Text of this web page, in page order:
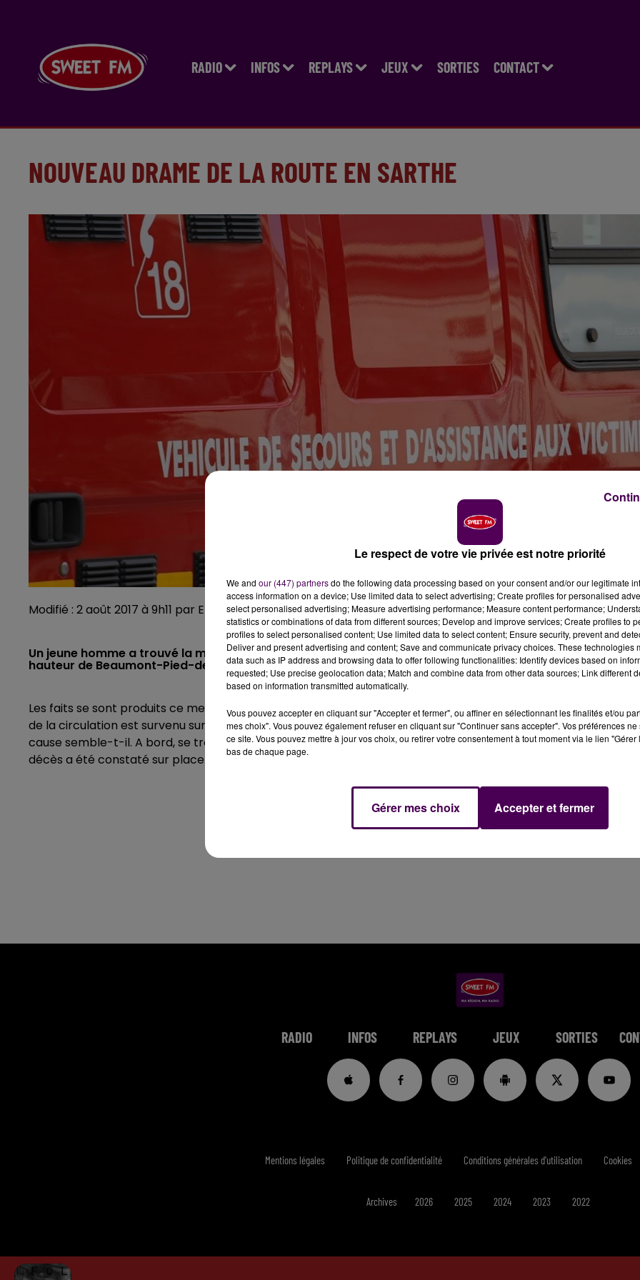
RADIO INFOS REPLAYS JEUX SORTIES CONTACT
NOUVEAU DRAME DE LA ROUTE EN SARTHE
Modifié : 2 août 2017 à 9h11 par Emilien Borderie
Un jeune homme a trouvé la mort aux premières heures de la matinée, ce mercredi 2 août sur la D338 à
hauteur de Beaumont-Pied-de-Boeuf.
Les faits se sont produits ce mercredi 2 août peu avant 2h du matin à Beaumont-Pied-de-Boeuf : un accident
de la circulation est survenu sur la D338 à hauteur du lieu-dit de La Richardière, impliquant une voiture, seule
cause semble-t-il. A bord, se trouvait un garçon âgé de 24 ans, qui n'a pas survécu à ses blessures et dont le
décès a été constaté sur place.
RADIO INFOS REPLAYS JEUX SORTIES
Mentions légales Politique de confidentialité Conditions générales d'utilisation Cookies
Archives 2026 2025 2024 2023 2022
Le respect de votre vie privée est notre priorité
We and our (447) partnersdo the following data processing based on your consent and/or our legitimate
access information on a device; Use limited data to select advertising; Create profiles for personalised
select personalised advertising; Measure advertising performance; Measure content performance;
statistics or combinations of data from different sources; Develop and improve services; Create profiles to
profiles to select personalised content; Use limited data to select content; Ensure security, prevent and
Deliver and present advertising and content; Save and communicate privacy choices. These technologies
data such as IP address and browsing data to offer following functionalities: Identify devices based on
requested; Use precise geolocation data; Match and combine data from other data sources; Link different
based on information transmitted automatically.
Vous pouvez accepter en cliquant sur "Accepter et fermer", ou affiner en sélectionnant les finalités et/ou
mes choix". Vous pouvez également refuser en cliquant sur "Continuer sans accepter". Vos préférences
ce site. Vous pouvez mettre à jour vos choix, ou retirer votre consentement à tout moment via le lien
bas de chaque page.
Gérer mes choix Accepter et fermer